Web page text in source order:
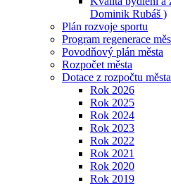
Dominik Rubáš )
Plán rozvoje sportu
Program regenerace
Povodňový plán města
Rozpočet města
Dotace z rozpočtu města
Rok 2026
Rok 2025
Rok 2024
Rok 2023
Rok 2022
Rok 2021
Rok 2020
Rok 2019